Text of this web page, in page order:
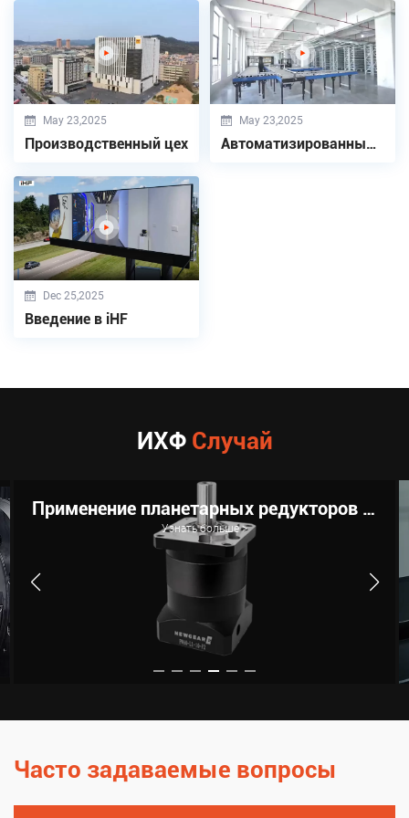
May 23,2025
Производственный цех
May 23,2025
Автоматизированный складской центр
Dec 25,2025
Введение в iHF
ИХФ Случай
Применение планетарных редукторов в деревообрабатывающих двухпозиционных сверлильных станках: точность сверления и высокая производительность производства
Узнать больше >
Часто задаваемые вопросы